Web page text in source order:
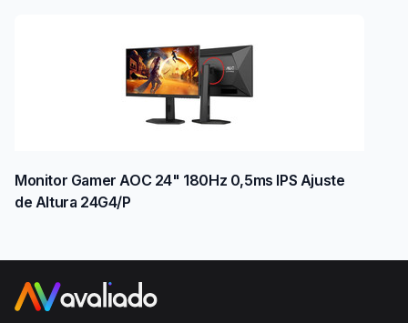
Monitor Gamer AOC 24" 180Hz 0,5ms IPS Ajuste
de Altura 24G4/P